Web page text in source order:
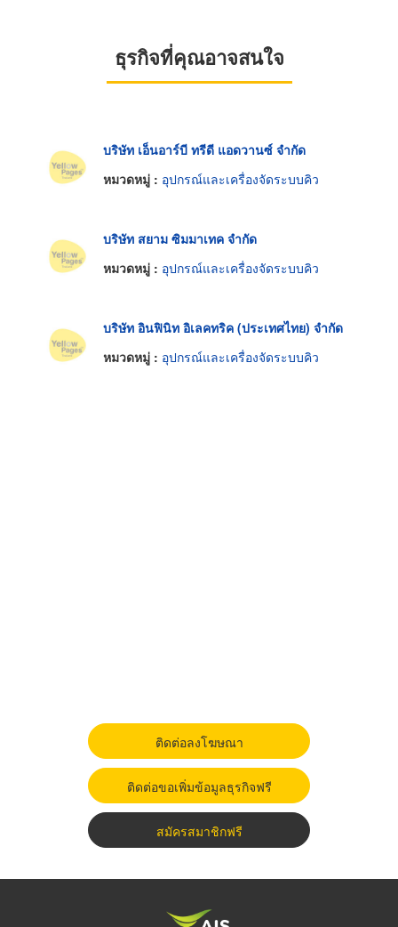
ธุรกิจที่คุณอาจสนใจ
บริษัท เอ็นอาร์บี ทรีดี แอดวานซ์ จำกัด
หมวดหมู่ : อุปกรณ์และเครื่องจัดระบบคิว
บริษัท สยาม ซิมมาเทค จำกัด
หมวดหมู่ : อุปกรณ์และเครื่องจัดระบบคิว
บริษัท อินฟินิท อิเลคทริค (ประเทศไทย) จำกัด
หมวดหมู่ : อุปกรณ์และเครื่องจัดระบบคิว
ติดต่อลงโฆษณา
ติดต่อขอเพิ่มข้อมูลธุรกิจฟรี
สมัครสมาชิกฟรี